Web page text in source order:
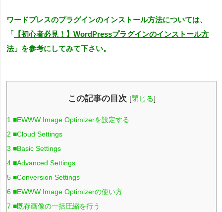
ワードプレスのプラグインのインストール方法については、
「 【初心者必見！】WordPressプラグインのインストール方
法」を参考にしてみて下さい。
この記事の目次 [閉じる]
1 ■EWWW Image Optimizerを設定する
2 ■Cloud Settings
3 ■Basic Settings
4 ■Advanced Settings
5 ■Conversion Settings
6 ■EWWW Image Optimizerの使い方
7 ■既存画像の一括圧縮を行う